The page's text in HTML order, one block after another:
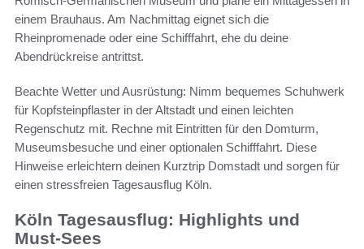
einem Brauhaus. Am Nachmittag eignet sich die
Rheinpromenade oder eine Schifffahrt, ehe du deine
Abendrückreise antrittst.
Beachte Wetter und Ausrüstung: Nimm bequemes Schuhwerk
für Kopfsteinpflaster in der Altstadt und einen leichten
Regenschutz mit. Rechne mit Eintritten für den Domturm,
Museumsbesuche und einer optionalen Schifffahrt. Diese
Hinweise erleichtern deinen Kurztrip Domstadt und sorgen für
einen stressfreien Tagesausflug Köln.
Köln Tagesausflug: Highlights und
Must‑Sees